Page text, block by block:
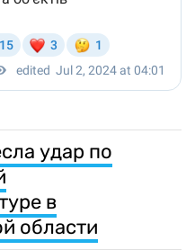
удар по
в
области